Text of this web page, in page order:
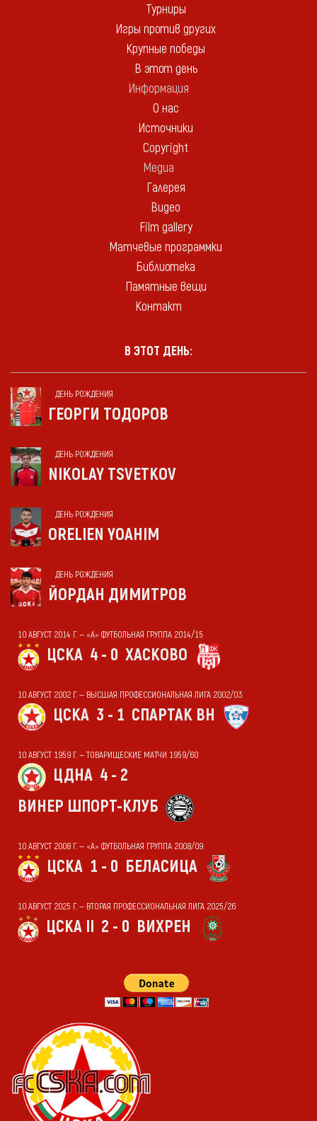
Турниры
Игры против других
Крупные победы
В этот день
Информация
О нас
Источники
Copyright
Медиа
Галерея
Видео
Film gallery
Матчевые программки
Библиотека
Памятные вещи
Контакт
В ЭТОТ ДЕНЬ:
ДЕНЬ РОЖДЕНИЯ
ГЕОРГИ ТОДОРОВ
ДЕНЬ РОЖДЕНИЯ
NIKOLAY TSVETKOV
ДЕНЬ РОЖДЕНИЯ
ORELIEN YOAHIM
ДЕНЬ РОЖДЕНИЯ
ЙОРДАН ДИМИТРОВ
10 АВГУСТ 2014 Г. — «А» ФУТБОЛЬНАЯ ГРУППА 2014/15
ЦСКА 4 - 0 ХАСКОВО
10 АВГУСТ 2002 Г. — ВЫСШАЯ ПРОФЕССИОНАЛЬНАЯ ЛИГА 2002/03
ЦСКА 3 - 1 СПАРТАК ВН
10 АВГУСТ 1959 Г. — ТОВАРИЩЕСКИЕ МАТЧИ 1959/60
ЦДНА 4 - 2
ВИНЕР ШПОРТ-КЛУБ
10 АВГУСТ 2008 Г. — «А» ФУТБОЛЬНАЯ ГРУППА 2008/09
ЦСКА 1 - 0 БЕЛАСИЦА
10 АВГУСТ 2025 Г. — ВТОРАЯ ПРОФЕССИОНАЛЬНАЯ ЛИГА 2025/26
ЦСКА II 2 - 0 ВИХРЕН